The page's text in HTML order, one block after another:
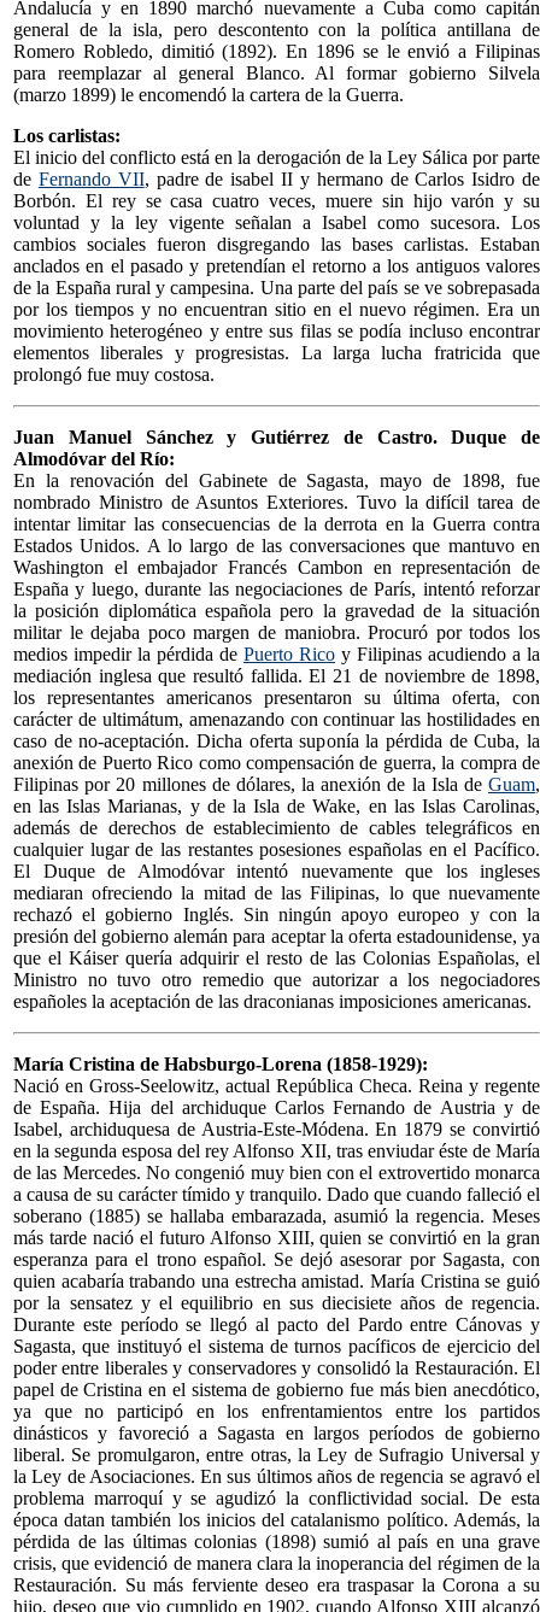
Andalucía y en 1890 marchó nuevamente a Cuba como capitán
general de la isla, pero descontento con la política antillana de
Romero Robledo, dimitió (1892). En 1896 se le envió a Filipinas
para reemplazar al general Blanco. Al formar gobierno Silvela
(marzo 1899) le encomendó la cartera de la Guerra.
Los carlistas:
El inicio del conflicto está en la derogación de la Ley Sálica por parte
de Fernando VII, padre de isabel II y hermano de Carlos Isidro de
Borbón. El rey se casa cuatro veces, muere sin hijo varón y su
voluntad y la ley vigente señalan a Isabel como sucesora. Los
cambios sociales fueron disgregando las bases carlistas. Estaban
anclados en el pasado y pretendían el retorno a los antiguos valores
de la España rural y campesina. Una parte del país se ve sobrepasada
por los tiempos y no encuentran sitio en el nuevo régimen. Era un
movimiento heterogéneo y entre sus filas se podía incluso encontrar
elementos liberales y progresistas. La larga lucha fratricida que
prolongó fue muy costosa.
Juan Manuel Sánchez y Gutiérrez de Castro. Duque de
Almodóvar del Río:
En la renovación del Gabinete de Sagasta, mayo de 1898, fue
nombrado Ministro de Asuntos Exteriores. Tuvo la difícil tarea de
intentar limitar las consecuencias de la derrota en la Guerra contra
Estados Unidos. A lo largo de las conversaciones que mantuvo en
Washington el embajador Francés Cambon en representación de
España y luego, durante las negociaciones de París, intentó reforzar
la posición diplomática española pero la gravedad de la situación
militar le dejaba poco margen de maniobra. Procuró por todos los
medios impedir la pérdida de Puerto Rico y Filipinas acudiendo a la
mediación inglesa que resultó fallida. El 21 de noviembre de 1898,
los representantes americanos presentaron su última oferta, con
carácter de ultimátum, amenazando con continuar las hostilidades en
caso de no-aceptación. Dicha oferta suponía la pérdida de Cuba, la
anexión de Puerto Rico como compensación de guerra, la compra de
Filipinas por 20 millones de dólares, la anexión de la Isla de Guam,
en las Islas Marianas, y de la Isla de Wake, en las Islas Carolinas,
además de derechos de establecimiento de cables telegráficos en
cualquier lugar de las restantes posesiones españolas en el Pacífico.
El Duque de Almodóvar intentó nuevamente que los ingleses
mediaran ofreciendo la mitad de las Filipinas, lo que nuevamente
rechazó el gobierno Inglés. Sin ningún apoyo europeo y con la
presión del gobierno alemán para aceptar la oferta estadounidense, ya
que el Káiser quería adquirir el resto de las Colonias Españolas, el
Ministro no tuvo otro remedio que autorizar a los negociadores
españoles la aceptación de las draconianas imposiciones americanas.
María Cristina de Habsburgo-Lorena (1858-1929):
Nació en Gross-Seelowitz, actual República Checa. Reina y regente
de España. Hija del archiduque Carlos Fernando de Austria y de
Isabel, archiduquesa de Austria-Este-Módena. En 1879 se convirtió
en la segunda esposa del rey Alfonso XII, tras enviudar éste de María
de las Mercedes. No congenió muy bien con el extrovertido monarca
a causa de su carácter tímido y tranquilo. Dado que cuando falleció el
soberano (1885) se hallaba embarazada, asumió la regencia. Meses
más tarde nació el futuro Alfonso XIII, quien se convirtió en la gran
esperanza para el trono español. Se dejó asesorar por Sagasta, con
quien acabaría trabando una estrecha amistad. María Cristina se guió
por la sensatez y el equilibrio en sus diecisiete años de regencia.
Durante este período se llegó al pacto del Pardo entre Cánovas y
Sagasta, que instituyó el sistema de turnos pacíficos de ejercicio del
poder entre liberales y conservadores y consolidó la Restauración. El
papel de Cristina en el sistema de gobierno fue más bien anecdótico,
ya que no participó en los enfrentamientos entre los partidos
dinásticos y favoreció a Sagasta en largos períodos de gobierno
liberal. Se promulgaron, entre otras, la Ley de Sufragio Universal y
la Ley de Asociaciones. En sus últimos años de regencia se agravó el
problema marroquí y se agudizó la conflictividad social. De esta
época datan también los inicios del catalanismo político. Además, la
pérdida de las últimas colonias (1898) sumió al país en una grave
crisis, que evidenció de manera clara la inoperancia del régimen de la
Restauración. Su más ferviente deseo era traspasar la Corona a su
hijo, deseo que vio cumplido en 1902, cuando Alfonso XIII alcanzó